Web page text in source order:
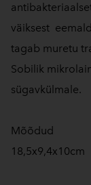
väiksest
tagab muretu
Sobilik
sügavkülmale.
Mõõdud
18,5x9,4x10cm